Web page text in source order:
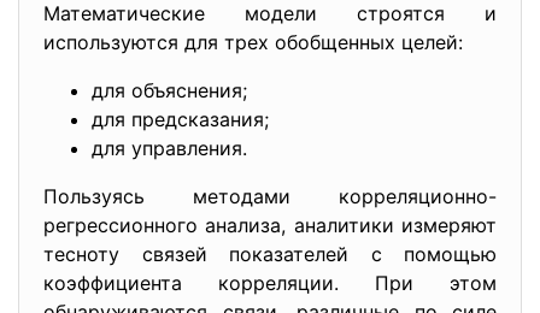
Математические модели строятся и
используются для трех обобщенных целей:
для объяснения;
для предсказания;
для управления.
Пользуясь методами корреляционно-
регрессионного анализа, аналитики измеряют
тесноту связей показателей с помощью
коэффициента корреляции. При этом